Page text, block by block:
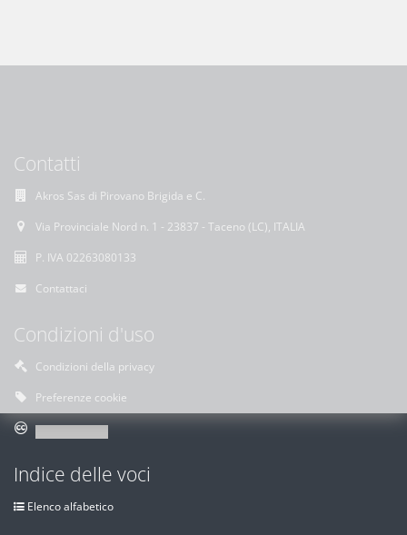
Contatti
Akros Sas di Pirovano Brigida e C.
Via Provinciale Nord n. 1 - 23837 - Taceno (LC), ITALIA
P. IVA 02263080133
Contattaci
Condizioni d'uso
Condizioni della privacy
Preferenze cookie
Indice delle voci
Elenco alfabetico